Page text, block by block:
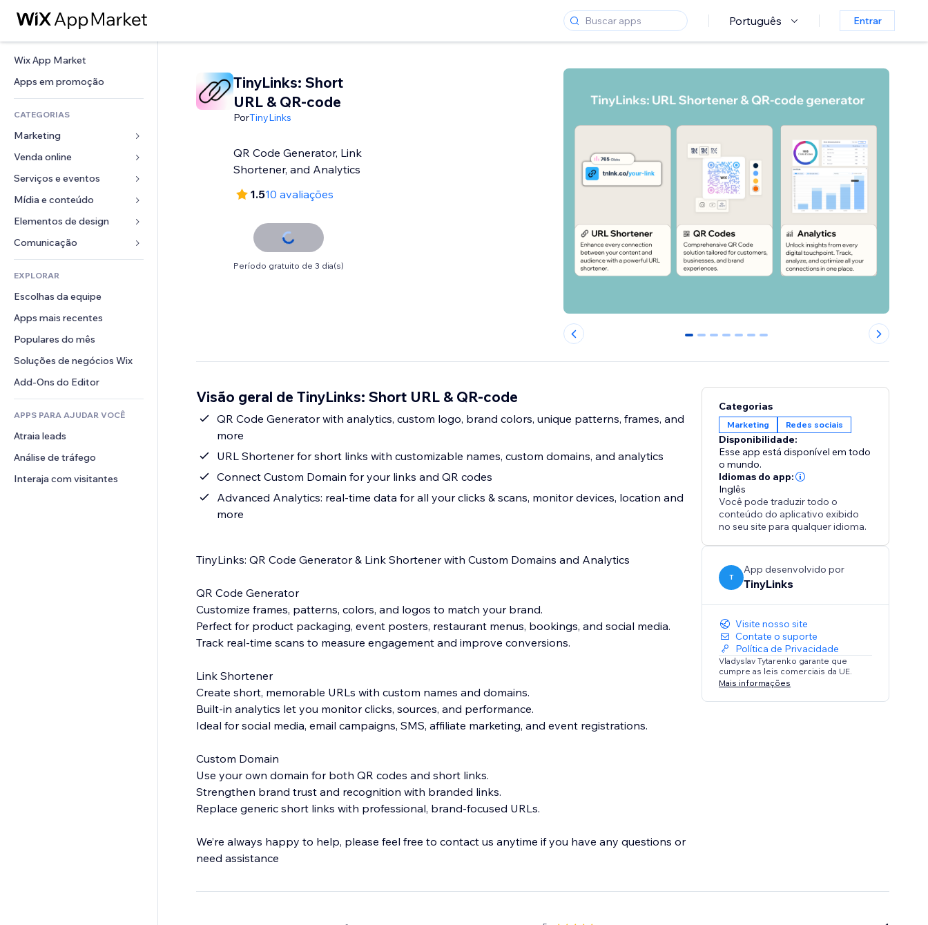
Português Entrar
Wix App Market
Apps em promoção
CATEGORIAS
Marketing
Anúncios
Mobile
Análises
Listas do site
Email
Venda online
Apps para lojas
Frete e entrega
Botões de venda
Contabilidade
Cupons e fidelidade
Soluções de armazenamento
Serviços e eventos
Hotéis
Eventos
Restaurantes
Imobiliária
Meus agendamentos
Mídia e conteúdo
Galeria
Músicas
Podcasts
Fotografia
Vídeo
PDF
Compartilhamento de arquivos
Notícias
Elementos de design
Mapas e navegação
Privacidade e segurança
Relógio
Templates de página
Efeitos de imagem
Botões e menus
Banners e selos
Calculadoras
Busca
Previsão do tempo
Tabelas e gráficos
Formulários
Enquetes
Chat
Comentários
Telefone
Comunidade
Avaliações e depoimentos
CRM
EXPLORAR
Escolhas da equipe
Apps mais recentes
Populares do mês
Soluções de negócios Wix
Add-Ons do Editor
APPS PARA AJUDAR VOCÊ
Atraia leads
Análise de tráfego
Interaja com visitantes
TinyLinks: Short
URL & QR-code
PorTinyLinks
QR Code Generator, Link
Shortener, and Analytics
1.510 avaliações
Período gratuito de 3 dia(s)
0 1 2 3 4 5 6
Visão geral de TinyLinks: Short URL & QR-code
QR Code Generator with analytics, custom logo, brand colors, unique patterns, frames, and
more
URL Shortener for short links with customizable names, custom domains, and analytics
Connect Custom Domain for your links and QR codes
Advanced Analytics: real-time data for all your clicks & scans, monitor devices, location and
more
TinyLinks: QR Code Generator & Link Shortener with Custom Domains and Analytics
QR Code Generator
Customize frames, patterns, colors, and logos to match your brand.
Perfect for product packaging, event posters, restaurant menus, bookings, and social media.
Track real-time scans to measure engagement and improve conversions.
Link Shortener
Create short, memorable URLs with custom names and domains.
Built-in analytics let you monitor clicks, sources, and performance.
Ideal for social media, email campaigns, SMS, affiliate marketing, and event registrations.
Custom Domain
Use your own domain for both QR codes and short links.
Strengthen brand trust and recognition with branded links.
Replace generic short links with professional, brand-focused URLs.
We’re always happy to help, please feel free to contact us anytime if you have any questions or
need assistance
Categorias
Marketing Redes sociais
Disponibilidade:
Esse app está disponível em todo
o mundo.
Idiomas do app:
Inglês
Você pode traduzir todo o
conteúdo do aplicativo exibido
no seu site para qualquer idioma.
T
App desenvolvido por
TinyLinks
Visite nosso site
Contate o suporte
Política de Privacidade
Vladyslav Tytarenko garante que
cumpre as leis comerciais da UE.
Mais informações